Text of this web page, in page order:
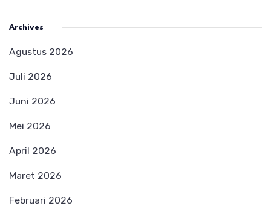
Archives
Agustus 2026
Juli 2026
Juni 2026
Mei 2026
April 2026
Maret 2026
Februari 2026